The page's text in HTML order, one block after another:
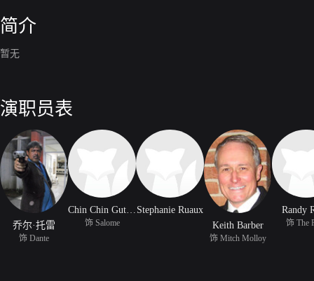
简介
暂无
演职员表
乔尔·托雷
饰 Dante
Chin Chin Gutierrez
饰 Salome
Stephanie Ruaux
Keith Barber
饰 Mitch Molloy
Randy
饰 The